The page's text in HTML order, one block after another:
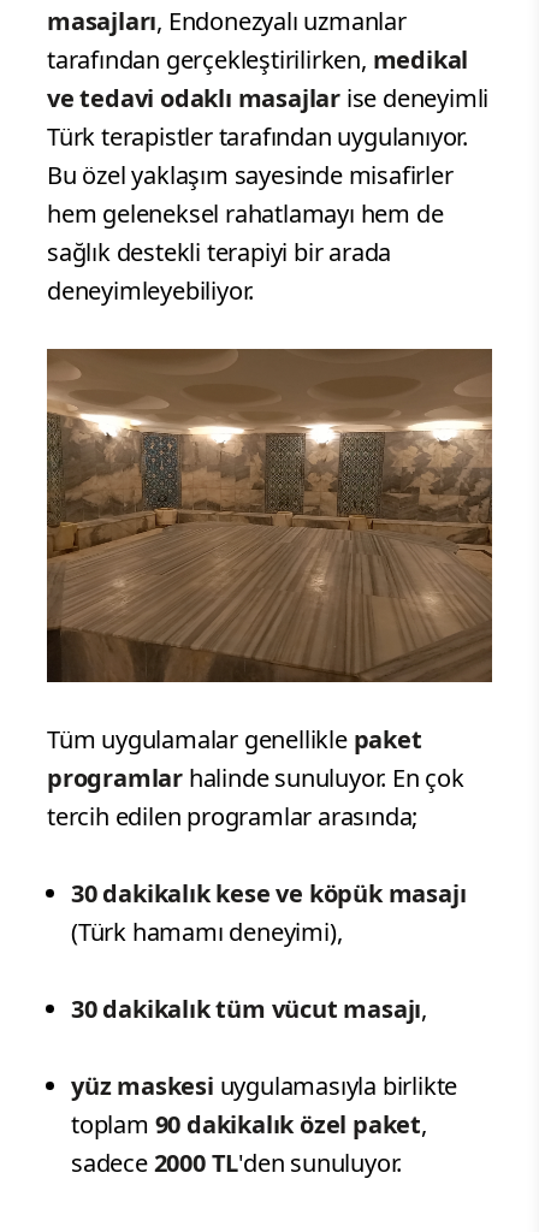
masajları, Endonezyalı uzmanlar
tarafından gerçekleştirilirken, medikal
ve tedavi odaklı masajlar ise deneyimli
Türk terapistler tarafından uygulanıyor.
Bu özel yaklaşım sayesinde misafirler
hem geleneksel rahatlamayı hem de
sağlık destekli terapiyi bir arada
deneyimleyebiliyor.
Tüm uygulamalar genellikle paket
programlar halinde sunuluyor. En çok
tercih edilen programlar arasında;
30 dakikalık kese ve köpük masajı
(Türk hamamı deneyimi),
30 dakikalık tüm vücut masajı,
yüz maskesi uygulamasıyla birlikte
toplam 90 dakikalık özel paket,
sadece2000 TL'den sunuluyor.